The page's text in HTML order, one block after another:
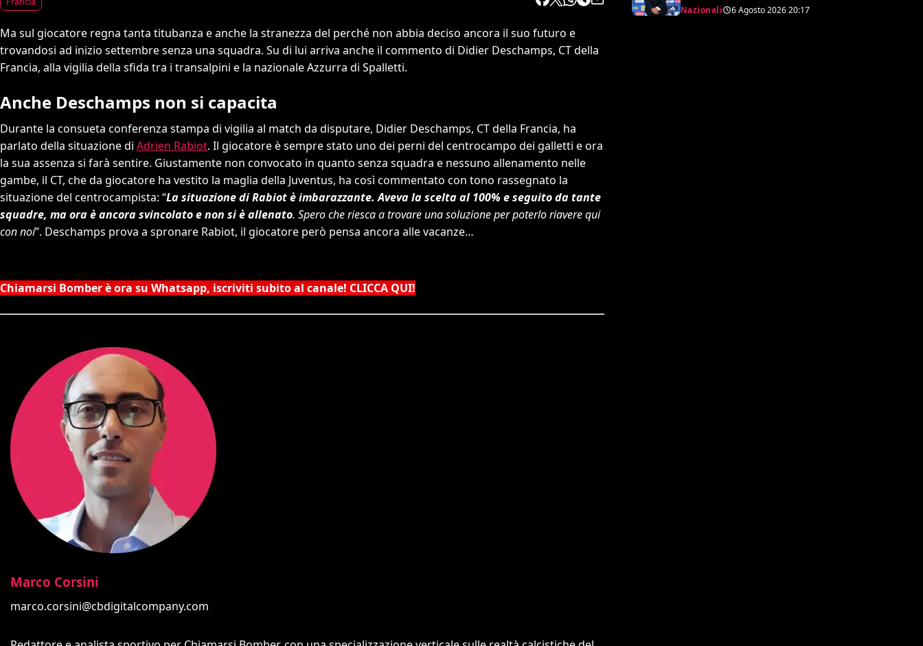
Ma sul giocatore regna tanta titubanza e anche la stranezza del perché non abbia deciso ancora il suo futuro e
trovandosi ad inizio settembre senza una squadra. Su di lui arriva anche il commento di Didier Deschamps, CT della
Francia, alla vigilia della sfida tra i transalpini e la nazionale Azzurra di Spalletti.
Anche Deschamps non si capacita
Durante la consueta conferenza stampa di vigilia al match da disputare, Didier Deschamps, CT della Francia, ha
parlato della situazione di Adrien Rabiot. Il giocatore è sempre stato uno dei perni del centrocampo dei galletti e ora
la sua assenza si farà sentire. Giustamente non convocato in quanto senza squadra e nessuno allenamento nelle
gambe, il CT, che da giocatore ha vestito la maglia della Juventus, ha così commentato con tono rassegnato la
situazione del centrocampista: “La situazione di Rabiot è imbarazzante. Aveva la scelta al 100% e seguito da tante
squadre, ma ora è ancora svincolato e non si è allenato. Spero che riesca a trovare una soluzione per poterlo riavere qui
con noi”. Deschamps prova a spronare Rabiot, il giocatore però pensa ancora alle vacanze…
Chiamarsi Bomber è ora su Whatsapp, iscriviti subito al canale! CLICCA QUI!
Marco Corsini
marco.corsini@cbdigitalcompany.com
Nazionali 6 Agosto 2026 20:17